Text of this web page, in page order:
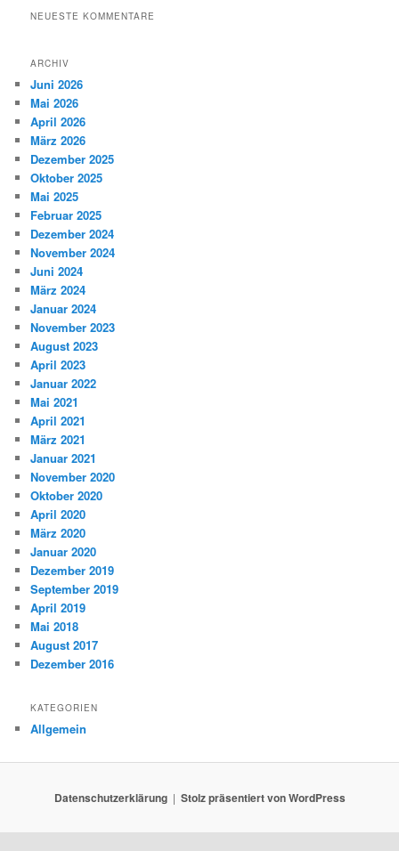
NEUESTE KOMMENTARE
ARCHIV
Juni 2026
Mai 2026
April 2026
März 2026
Dezember 2025
Oktober 2025
Mai 2025
Februar 2025
Dezember 2024
November 2024
Juni 2024
März 2024
Januar 2024
November 2023
August 2023
April 2023
Januar 2022
Mai 2021
April 2021
März 2021
Januar 2021
November 2020
Oktober 2020
April 2020
März 2020
Januar 2020
Dezember 2019
September 2019
April 2019
Mai 2018
August 2017
Dezember 2016
KATEGORIEN
Allgemein
Datenschutzerklärung Stolz präsentiert von WordPress